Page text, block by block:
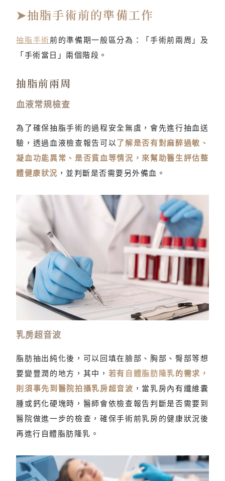
➤抽脂手術前的準備工作
抽脂手術前的準備期一般區分為：「手術前兩周」及
「手術當日」兩個階段。
抽脂前兩周
血液常規檢查
為了確保抽脂手術的過程安全無虞，會先進行抽血送
驗，透過血液檢查報告可以了解是否有對麻醉過敏、
凝血功能異常、是否貧血等情況，來幫助醫生評估整
體健康狀況 ，並判斷是否需要另外備血。
依據血檢報告，評估是否適合施做抽脂手術
乳房超音波
脂肪抽出純化後，可以回填在臉部、胸部、臀部等想
要變豐潤的地方，其中， 若有 自體脂肪隆乳的需求，
則須事先到醫院拍攝乳房超音波 ，當乳房內有纖維囊
腫或鈣化硬塊時，醫師會依檢查報告判斷是否需要到
醫院做進一步的檢查，確保手術前乳房的健康狀況後
再進行自體脂肪隆乳。